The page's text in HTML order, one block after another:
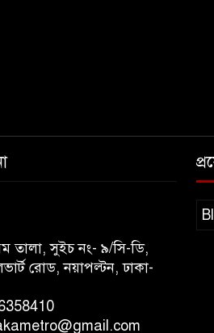
তালা, সুইচ নং- ৯/সি-ডি,
রোড, নয়াপল্টন, ঢাকা-